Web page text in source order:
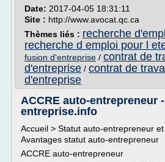
Date: 2017-04-05 18:31:11
Site : http://www.avocat.qc.ca
Thèmes liés : recherche
recherche d emploi pour l
fusion d'entreprise / contrat de
d'entreprise / contrat de
d'entreprise
ACCRE auto-entrepreneur
entreprise.info
Accueil > Statut auto-entrepreneur
Avantages statut auto-entrepreneur
ACCRE auto-entrepreneur